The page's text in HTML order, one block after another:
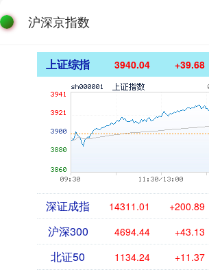
沪深京指数
上证综指 3940.04 +39.68
深证成指 14311.01 +200.89
沪深300 4694.44 +43.13
北证50 1134.24 +11.37